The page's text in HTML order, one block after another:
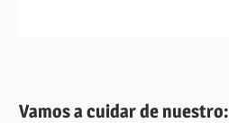
Vamos a cuidar de nuestro: